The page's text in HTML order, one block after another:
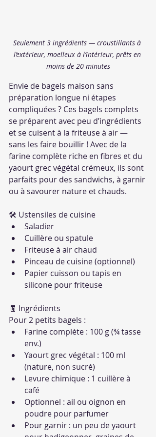
Seulement 3 ingrédients — croustillants à
l’extérieur, moelleux à l’intérieur, prêts en
moins de 20 minutes
Envie de bagels maison sans
préparation longue ni étapes
compliquées ? Ces bagels complets
se préparent avec peu d’ingrédients
et se cuisent à la friteuse à air —
sans les faire bouillir ! Avec de la
farine complète riche en fibres et du
yaourt grec végétal crémeux, ils sont
parfaits pour des sandwichs, à garnir
ou à savourer nature et chauds.
🛠 Ustensiles de cuisine
Saladier
Cuillère ou spatule
Friteuse à air chaud
Pinceau de cuisine (optionnel)
Papier cuisson ou tapis en
silicone pour friteuse
🧾 Ingrédients
Pour 2 petits bagels :
Farine complète : 100 g (¾ tasse
env.)
Yaourt grec végétal : 100 ml
(nature, non sucré)
Levure chimique : 1 cuillère à
café
Optionnel : ail ou oignon en
poudre pour parfumer
Pour garnir : un peu de yaourt